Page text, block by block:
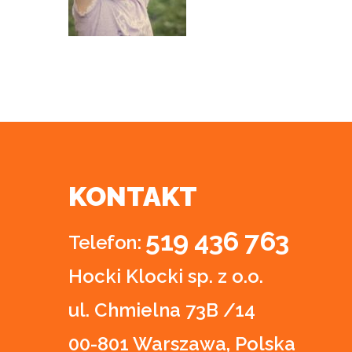
KONTAKT
Telefon: 519 436 763
Hocki Klocki sp. z o.o.
ul. Chmielna 73B /14
00-801 Warszawa, Polska